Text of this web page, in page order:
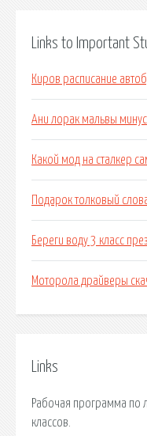
Links to Important
Киров расписание
Ани лорак мальвы минус
Какой мод на сталкер
Подарок толковый
Береги воду 3 класс
Моторола драйверы
Links
Рабочая программа по
классов.